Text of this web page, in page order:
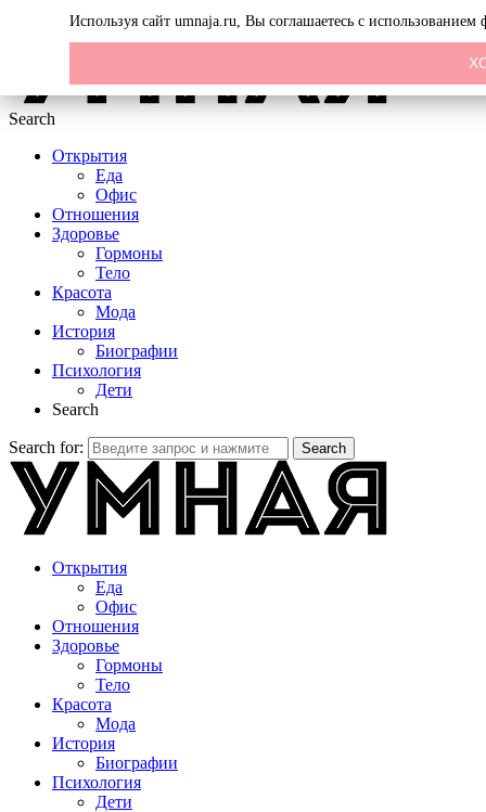
Search
Открытия
Еда
Офис
Отношения
Здоровье
Гормоны
Тело
Красота
Мода
История
Биографии
Психология
Дети
Search
Search for: Search
Открытия
Еда
Офис
Отношения
Здоровье
Гормоны
Тело
Красота
Мода
История
Биографии
Психология
Дети
Используя сайт umnaja.ru, Вы соглашаетесь с использованием